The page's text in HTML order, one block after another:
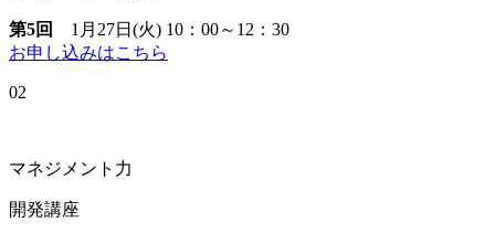
第5回 1月27日(火) 10：00～12：30
お申し込みはこちら
02
マネジメント力
開発講座